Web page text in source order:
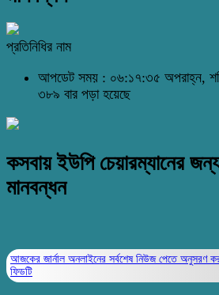
প্রতিনিধির নাম
আপডেট সময় : ০৬:১৭:৩৫ অপরাহ্ন,
৩৮৯ বার পড়া হয়েছে
কসবায় ইউপি চেয়ারম্যানের
মানবন্ধন
আজকের জার্নাল অনলাইনের সর্বশেষ নিউজ পেতে অনুসরণ
ফিডটি